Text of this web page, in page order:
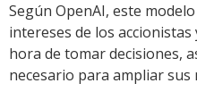
Según OpenAI, este
intereses de los
hora de tomar decisiones,
necesario para ampliar sus